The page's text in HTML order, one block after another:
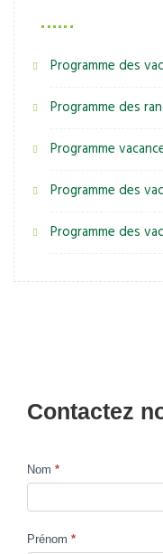
Programme des
Programme des
Programme
Programme des
Programme des
Contactez
Contact
Us
Nom *
Prénom *